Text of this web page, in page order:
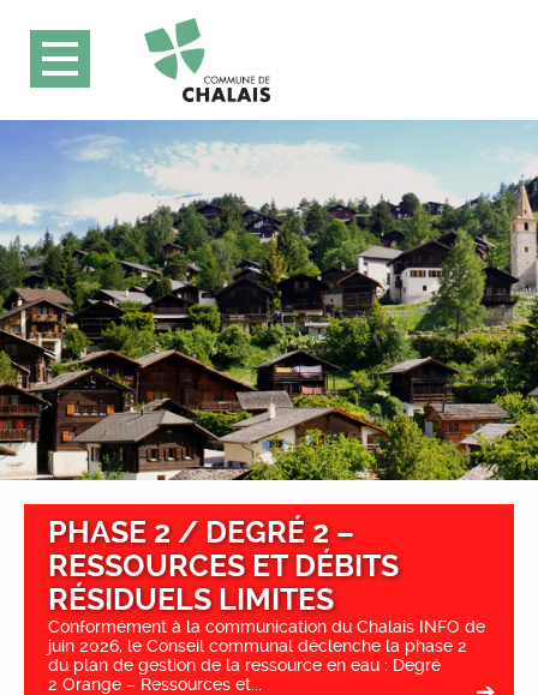
PHASE 2 / DEGRÉ 2 –
RESSOURCES ET DÉBITS
RÉSIDUELS LIMITES
Conformément à la communication du Chalais INFO de
juin 2026, le Conseil communal déclenche la phase 2
du plan de gestion de la ressource en eau : Degré
2 Orange – Ressources et...